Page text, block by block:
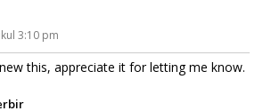
3:10 pm
this, appreciate it for letting me know.